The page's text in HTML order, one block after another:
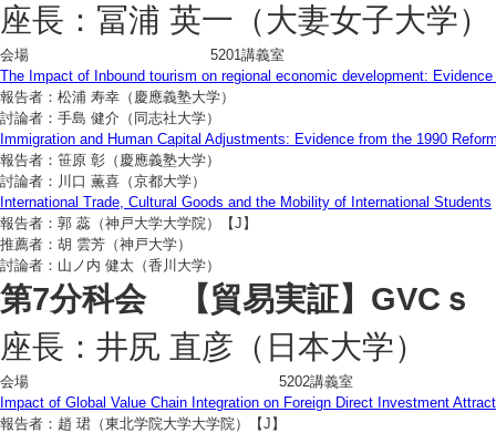
座長：冨浦 英一（大妻女子大学）
会場
5201講義室
The Impact of Inbound tourism on regional economic development:
報告者：松浦 寿幸（慶應義塾大学）
討論者：手島 健介（同志社大学）
Immigration and Human Capital Adjustments: Evidence from the 1990
報告者：笹原 彰（慶應義塾大学）
討論者：川口 薫喜（京都大学）
International Trade, Cultural Goods and the Mobility of International Students
報告者：郭 蕊（神戸大学大学院）【J】
推薦者：胡 雲芳（神戸大学）
討論者：山ノ内 健太（香川大学）
第7分科会 【貿易実証】GVCｓ
座長：井尻 直彦（日本大学）
会場
5202講義室
Impact of Global Value Chain Integration on Foreign Direct Investment
報告者：趙 珺（東北学院大学大学院）【J】